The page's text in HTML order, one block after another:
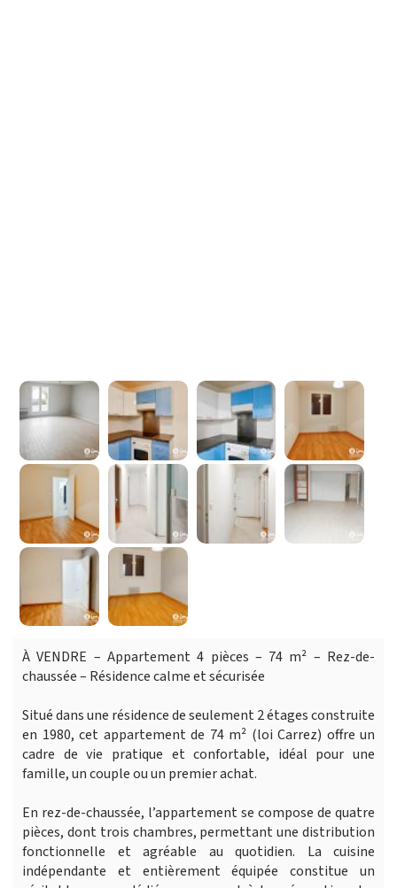
À VENDRE – Appartement 4 pièces – 74 m² – Rez-de-
chaussée – Résidence calme et sécurisée
Situé dans une résidence de seulement 2 étages construite
en 1980, cet appartement de 74 m² (loi Carrez) offre un
cadre de vie pratique et confortable, idéal pour une
famille, un couple ou un premier achat.
En rez-de-chaussée, l’appartement se compose de quatre
pièces, dont trois chambres, permettant une distribution
fonctionnelle et agréable au quotidien. La cuisine
indépendante et entièrement équipée constitue un